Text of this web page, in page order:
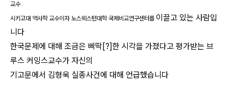
교수
시키고대 역사학 교수이자 노스웨스턴대학 국제비교연구센터를 이끌고 있는 사람입
니다
한국문제에 대해 조금은 삐딱[?]한 시각을 가졌다고 평가받는 브
루스 커잉스교수가 자신의
기고문에서 김형욱 실종사건에 대해 언급했습니다